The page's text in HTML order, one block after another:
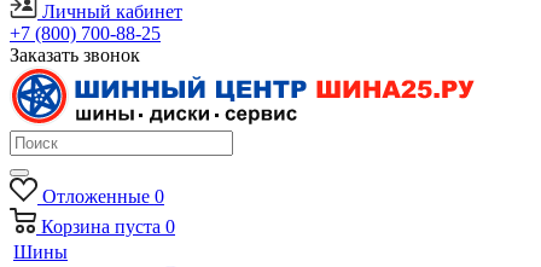
Личный кабинет
+7 (800) 700-88-25
Заказать звонок
Отложенные 0
Корзина пуста 0
Шины